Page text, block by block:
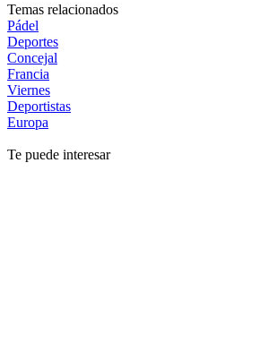
Temas relacionados
Pádel
Deportes
Concejal
Francia
Viernes
Deportistas
Europa
Te puede interesar